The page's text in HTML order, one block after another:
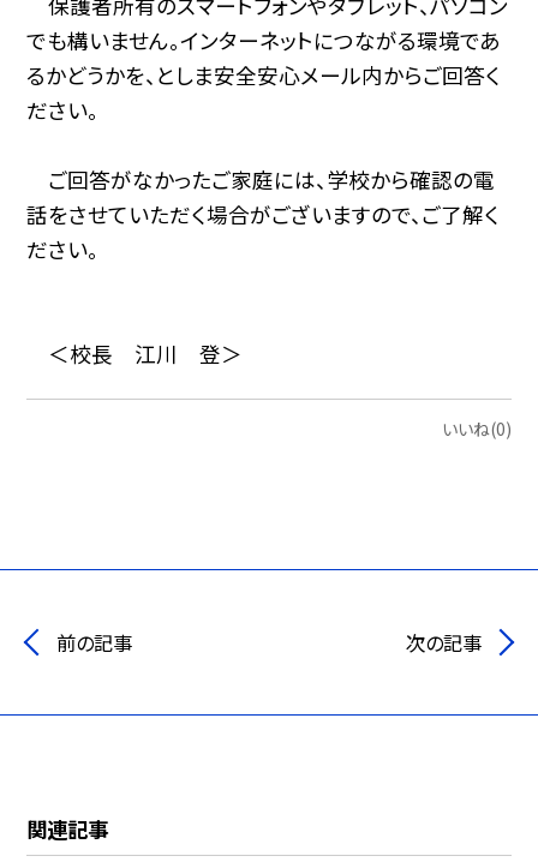
でも構いません。インターネットにつながる環境であ
るかどうかを、としま安全安心メール内からご回答く
ださい。
ご回答がなかったご家庭には、学校から確認の電
話をさせていただく場合がございますので、ご了解く
ださい。
＜校長 江川 登＞
いいね(0)
前の記事 次の記事
関連記事